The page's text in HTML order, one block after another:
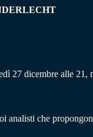
27 dicembre alle 21,
analisti che